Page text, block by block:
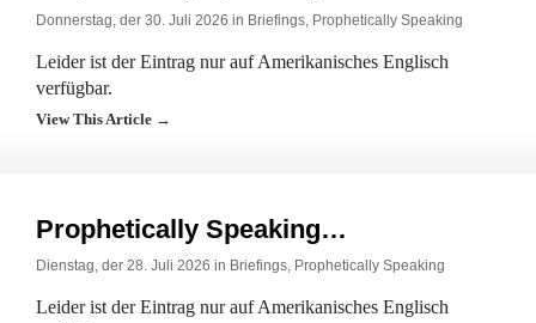
Donnerstag, der 30. Juli 2026 in Briefings, Prophetically Speaking
Leider ist der Eintrag nur auf Amerikanisches Englisch
verfügbar.
View This Article →
Prophetically Speaking…
Dienstag, der 28. Juli 2026 in Briefings, Prophetically Speaking
Leider ist der Eintrag nur auf Amerikanisches Englisch